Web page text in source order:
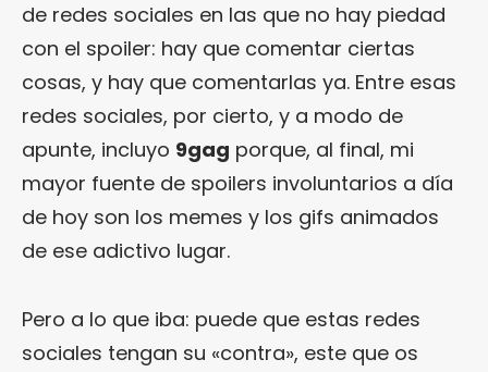
de redes sociales en las que no hay piedad
con el spoiler: hay que comentar ciertas
cosas, y hay que comentarlas ya. Entre esas
redes sociales, por cierto, y a modo de
apunte, incluyo 9gag porque, al final, mi
mayor fuente de spoilers involuntarios a día
de hoy son los memes y los gifs animados
de ese adictivo lugar.
Pero a lo que iba: puede que estas redes
sociales tengan su «contra», este que os